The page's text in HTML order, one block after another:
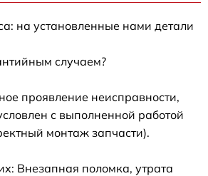
на установленные нами детали
случаем?
проявление неисправности,
с выполненной работой
монтаж запчасти).
Внезапная поломка, утрата